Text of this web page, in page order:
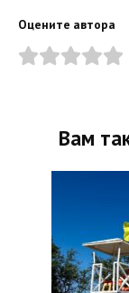
Оцените автора
Вам